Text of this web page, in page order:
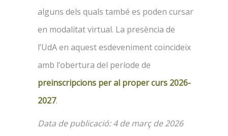
alguns dels quals també es poden cursar
en modalitat virtual. La presència de
l’UdA en aquest esdeveniment coincideix
amb l’obertura del període de
preinscripcions per al proper curs 2026-
2027.
Data de publicació: 4 de març de 2026